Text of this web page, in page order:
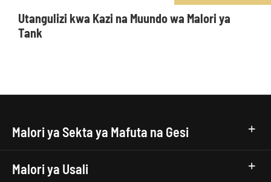
Utangulizi kwa Kazi na Muundo wa Malori ya
Tank
Malori ya Sekta ya Mafuta na Gesi
Malori ya Usali